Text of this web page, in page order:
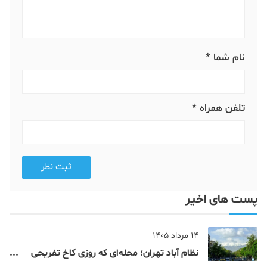
نام شما *
تلفن همراه *
ثبت نظر
پست های اخیر
14 مرداد 1405
نظام‌ آباد تهران؛ محله‌ای که روزی کاخ تفریحی